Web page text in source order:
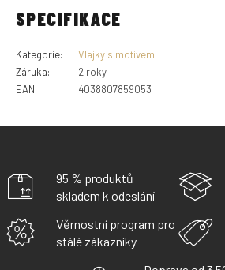
SPECIFIKACE
Kategorie:
Vlajky s motivem
Záruka:
2 roky
EAN: 4038807859053
95 % produktů
skladem k odeslání
Věrnostní program pro
stálé zákazníky